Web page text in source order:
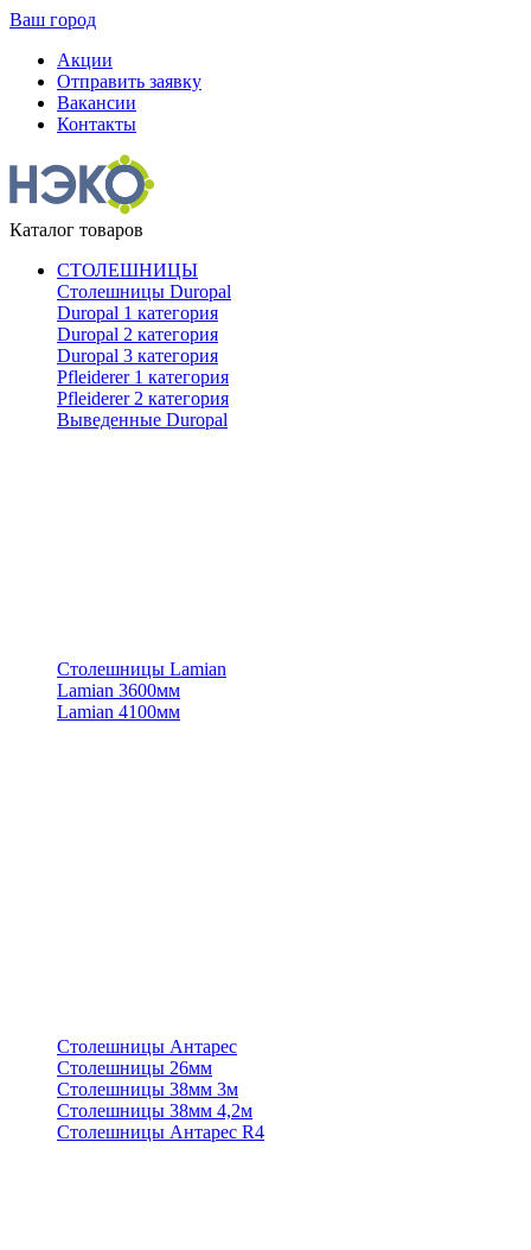
Ваш город
Акции
Отправить заявку
Вакансии
Контакты
Каталог товаров
СТОЛЕШНИЦЫ
Столешницы Duropal
Duropal 1 категория
Duropal 2 категория
Duropal 3 категория
Pfleiderer 1 категория
Pfleiderer 2 категория
Выведенные Duropal
Столешницы Lamian
Lamian 3600мм
Lamian 4100мм
Столешницы Антарес
Столешницы 26мм
Столешницы 38мм 3м
Столешницы 38мм 4,2м
Столешницы Антарес R4